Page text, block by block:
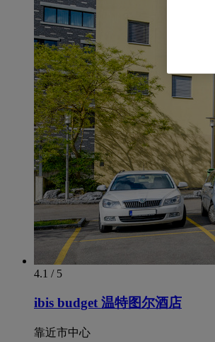
4.1 / 5
ibis budget 温特图尔酒店
靠近市中心